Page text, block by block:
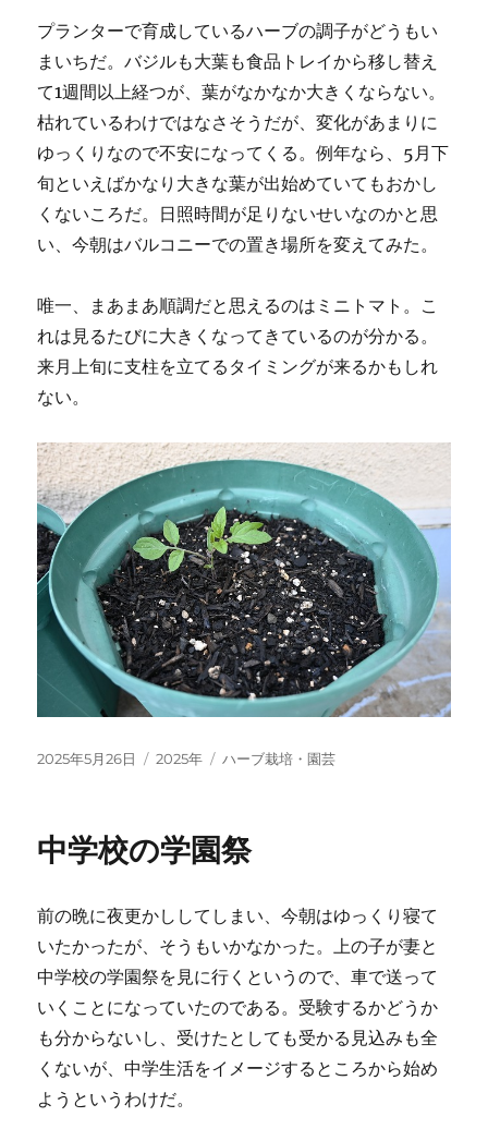
プランターで育成しているハーブの調子がどうもい
まいちだ。バジルも大葉も食品トレイから移し替え
て1週間以上経つが、葉がなかなか大きくならない。
枯れているわけではなさそうだが、変化があまりに
ゆっくりなので不安になってくる。例年なら、5月下
旬といえばかなり大きな葉が出始めていてもおかし
くないころだ。日照時間が足りないせいなのかと思
い、今朝はバルコニーでの置き場所を変えてみた。
唯一、まあまあ順調だと思えるのはミニトマト。こ
れは見るたびに大きくなってきているのが分かる。
来月上旬に支柱を立てるタイミングが来るかもしれ
ない。
投
2025年5月26日
カ
ー
2025年
タ
ハーブ栽培・園芸
中学校の学園祭
前の晩に夜更かししてしまい、今朝はゆっくり寝て
いたかったが、そうもいかなかった。上の子が妻と
中学校の学園祭を見に行くというので、車で送って
いくことになっていたのである。受験するかどうか
も分からないし、受けたとしても受かる見込みも全
くないが、中学生活をイメージするところから始め
ようというわけだ。